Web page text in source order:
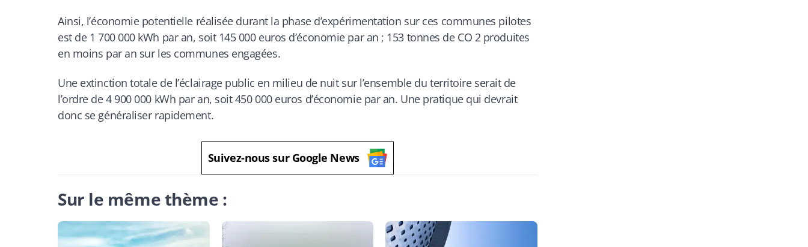
Ainsi, l’économie potentielle réalisée durant la phase d’expérimentation sur ces communes pilotes
est de 1 700 000 kWh par an, soit 145 000 euros d’économie par an ; 153 tonnes de CO 2 produites
en moins par an sur les communes engagées.
Une extinction totale de l’éclairage public en milieu de nuit sur l’ensemble du territoire serait de
l’ordre de 4 900 000 kWh par an, soit 450 000 euros d’économie par an. Une pratique qui devrait
donc se généraliser rapidement.
Suivez-nous sur Google News
Sur le même thème :